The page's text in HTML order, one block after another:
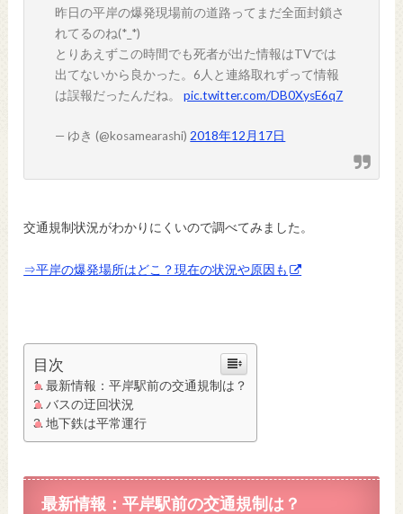
昨日の平岸の爆発現場前の道路ってまだ全面封鎖さ
れてるのね(*_*)
とりあえずこの時間でも死者が出た情報はTVでは
出てないから良かった。6人と連絡取れずって情報
は誤報だったんだね。pic.twitter.com/DB0XysE6q7
— ゆき (@kosamearashi)2018年12月17日
交通規制状況がわかりにくいので調べてみました。
⇒平岸の爆発場所はどこ？現在の状況や原因も
目次
最新情報：平岸駅前の交通規制は？
バスの迂回状況
地下鉄は平常運行
最新情報：平岸駅前の交通規制は？